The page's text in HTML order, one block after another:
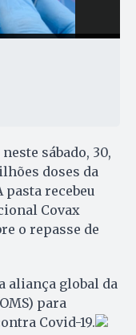
sábado, 30,
doses da
recebeu
Covax
o repasse de
aliança global da
para
Covid-19.